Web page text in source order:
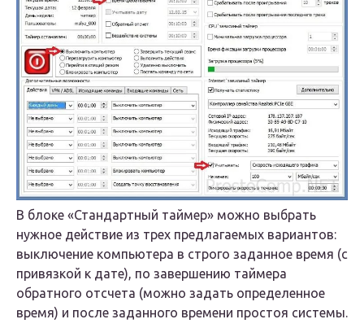
В блоке «Стандартный таймер» можно выбрать
нужное действие из трех предлагаемых вариантов:
выключение компьютера в строго заданное время (с
привязкой к дате), по завершению таймера
обратного отсчета (можно задать определенное
время) и после заданного времени простоя системы.